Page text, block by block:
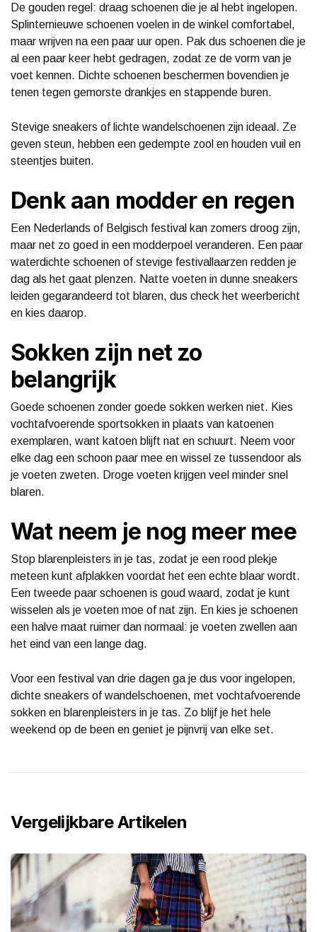
De gouden regel: draag schoenen die je al hebt ingelopen.
Splinternieuwe schoenen voelen in de winkel comfortabel,
maar wrijven na een paar uur open. Pak dus schoenen die je
al een paar keer hebt gedragen, zodat ze de vorm van je
voet kennen. Dichte schoenen beschermen bovendien je
tenen tegen gemorste drankjes en stappende buren.
Stevige sneakers of lichte wandelschoenen zijn ideaal. Ze
geven steun, hebben een gedempte zool en houden vuil en
steentjes buiten.
Denk aan modder en regen
Een Nederlands of Belgisch festival kan zomers droog zijn,
maar net zo goed in een modderpoel veranderen. Een paar
waterdichte schoenen of stevige festivallaarzen redden je
dag als het gaat plenzen. Natte voeten in dunne sneakers
leiden gegarandeerd tot blaren, dus check het weerbericht
en kies daarop.
Sokken zijn net zo
belangrijk
Goede schoenen zonder goede sokken werken niet. Kies
vochtafvoerende sportsokken in plaats van katoenen
exemplaren, want katoen blijft nat en schuurt. Neem voor
elke dag een schoon paar mee en wissel ze tussendoor als
je voeten zweten. Droge voeten krijgen veel minder snel
blaren.
Wat neem je nog meer mee
Stop blarenpleisters in je tas, zodat je een rood plekje
meteen kunt afplakken voordat het een echte blaar wordt.
Een tweede paar schoenen is goud waard, zodat je kunt
wisselen als je voeten moe of nat zijn. En kies je schoenen
een halve maat ruimer dan normaal: je voeten zwellen aan
het eind van een lange dag.
Voor een festival van drie dagen ga je dus voor ingelopen,
dichte sneakers of wandelschoenen, met vochtafvoerende
sokken en blarenpleisters in je tas. Zo blijf je het hele
weekend op de been en geniet je pijnvrij van elke set.
Vergelijkbare Artikelen